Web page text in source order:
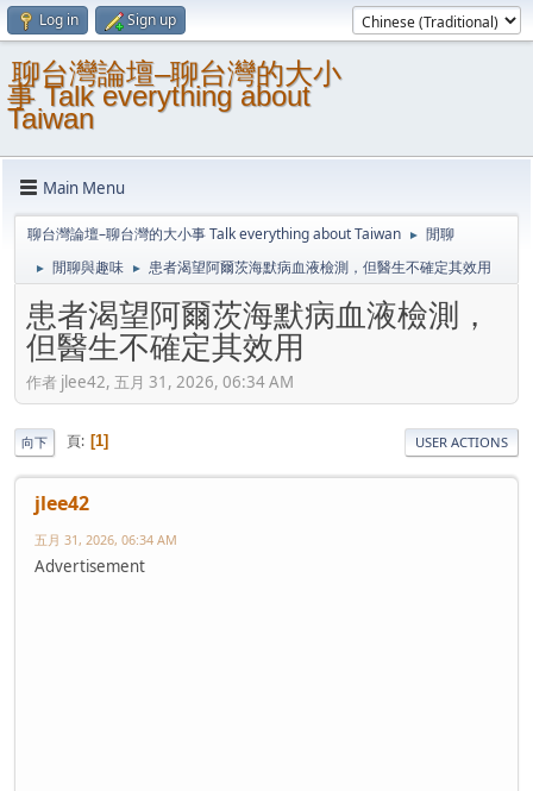
Log in Sign up
聊台灣論壇–聊台灣的大小
事 Talk everything about
Taiwan
Main Menu
聊台灣論壇–聊台灣的大小事 Talk everything about Taiwan ► 閒聊
► 閒聊與趣味 ► 患者渴望阿爾茨海默病血液檢測，但醫生不確定其效用
患者渴望阿爾茨海默病血液檢測，
但醫生不確定其效用
作者 jlee42, 五月 31, 2026, 06:34 AM
向下 頁 1 USER ACTIONS
jlee42
五月 31, 2026, 06:34 AM
Advertisement